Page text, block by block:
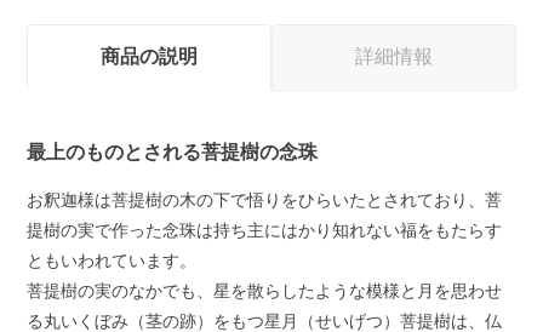
商品の説明 詳細情報
最上のものとされる菩提樹の念珠
お釈迦様は菩提樹の木の下で悟りをひらいたとされており、菩
提樹の実で作った念珠は持ち主にはかり知れない福をもたらす
ともいわれています。
菩提樹の実のなかでも、星を散らしたような模様と月を思わせ
る丸いくぼみ（茎の跡）をもつ星月（せいげつ）菩提樹は、仏